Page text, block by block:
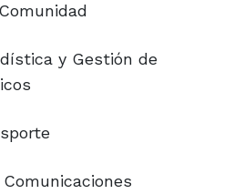
y Gestión de